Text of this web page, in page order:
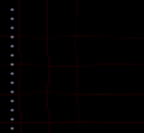
*
*
*
*
*
*
*
*
*
*
*
*
*
*